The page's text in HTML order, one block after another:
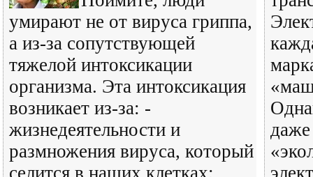
умирают не от вируса гриппа,
а из-за сопутствующей
тяжелой интоксикации
организма. Эта интоксикация
возникает из-за: -
жизнедеятельности и
размножения вируса, который
селится в наших клетках;
даже